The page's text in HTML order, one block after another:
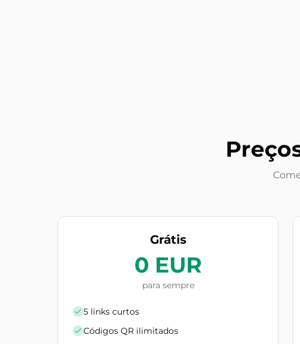
Grátis
0 EUR
para sempre
5 links curtos
Códigos QR ilimitados